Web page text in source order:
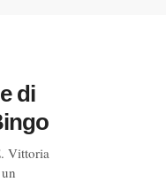
di
Vittoria